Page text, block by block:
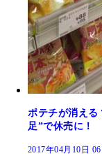
ポテチが消え
足”で休売に！
2017年04月10日